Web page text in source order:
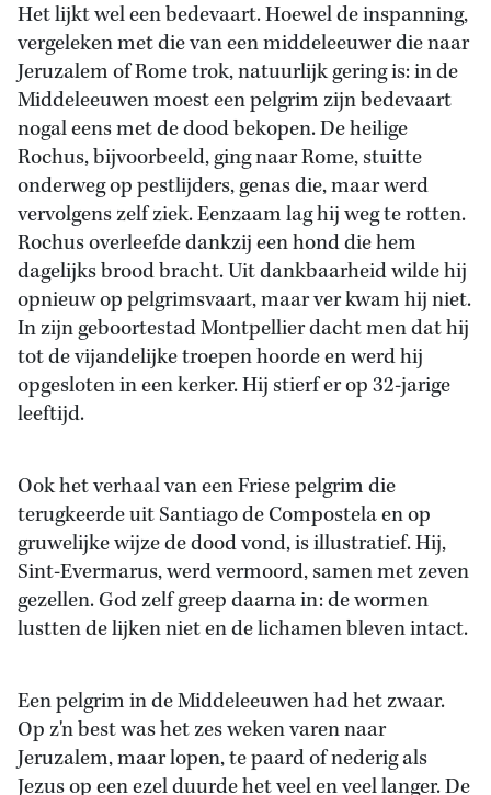
Het lijkt wel een bedevaart. Hoewel de inspanning,
vergeleken met die van een middeleeuwer die naar
Jeruzalem of Rome trok, natuurlijk gering is: in de
Middeleeuwen moest een pelgrim zijn bedevaart
nogal eens met de dood bekopen. De heilige
Rochus, bijvoorbeeld, ging naar Rome, stuitte
onderweg op pestlijders, genas die, maar werd
vervolgens zelf ziek. Eenzaam lag hij weg te rotten.
Rochus overleefde dankzij een hond die hem
dagelijks brood bracht. Uit dankbaarheid wilde hij
opnieuw op pelgrimsvaart, maar ver kwam hij niet.
In zijn geboortestad Montpellier dacht men dat hij
tot de vijandelijke troepen hoorde en werd hij
opgesloten in een kerker. Hij stierf er op 32-jarige
leeftijd.
Ook het verhaal van een Friese pelgrim die
terugkeerde uit Santiago de Compostela en op
gruwelijke wijze de dood vond, is illustratief. Hij,
Sint-Evermarus, werd vermoord, samen met zeven
gezellen. God zelf greep daarna in: de wormen
lustten de lijken niet en de lichamen bleven intact.
Een pelgrim in de Middeleeuwen had het zwaar.
Op z'n best was het zes weken varen naar
Jeruzalem, maar lopen, te paard of nederig als
Jezus op een ezel duurde het veel en veel langer. De